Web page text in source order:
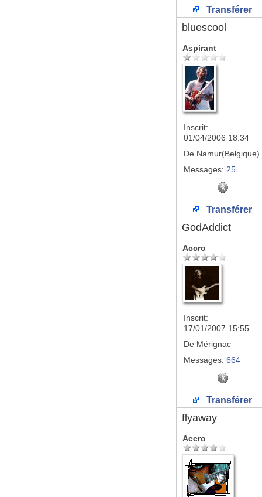
Transférer
bluescool
Aspirant
Inscrit:
01/04/2006 18:34
De Namur(Belgique)
Messages: 25
Transférer
GodAddict
Accro
Inscrit:
17/01/2007 15:55
De Mérignac
Messages: 664
Transférer
flyaway
Accro